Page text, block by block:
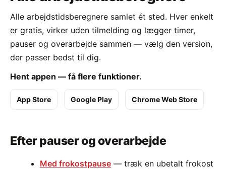
Alle arbejdstidsberegnere samlet ét sted. Hver enkelt
er gratis, virker uden tilmelding og lægger timer,
pauser og overarbejde sammen — vælg den version,
der passer bedst til dig.
Hent appen — få flere funktioner.
App Store Google Play Chrome Web Store
Efter pauser og overarbejde
Med frokostpause — træk en ubetalt frokost